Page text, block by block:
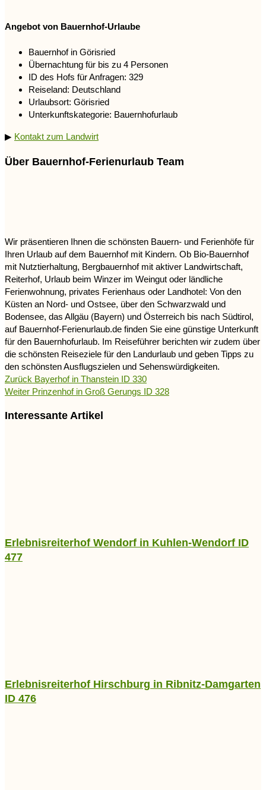
Angebot von Bauernhof-Urlaube
Bauernhof in Görisried
Übernachtung für bis zu 4 Personen
ID des Hofs für Anfragen: 329
Reiseland: Deutschland
Urlaubsort: Görisried
Unterkunftskategorie: Bauernhofurlaub
▶ Kontakt zum Landwirt
Über Bauernhof-Ferienurlaub Team
Wir präsentieren Ihnen die schönsten Bauern- und Ferienhöfe für
Ihren Urlaub auf dem Bauernhof mit Kindern. Ob Bio-Bauernhof
mit Nutztierhaltung, Bergbauernhof mit aktiver Landwirtschaft,
Reiterhof, Urlaub beim Winzer im Weingut oder ländliche
Ferienwohnung, privates Ferienhaus oder Landhotel: Von den
Küsten an Nord- und Ostsee, über den Schwarzwald und
Bodensee, das Allgäu (Bayern) und Österreich bis nach Südtirol,
auf Bauernhof-Ferienurlaub.de finden Sie eine günstige Unterkunft
für den Bauernhofurlaub. Im Reiseführer berichten wir zudem über
die schönsten Reiseziele für den Landurlaub und geben Tipps zu
den schönsten Ausflugszielen und Sehenswürdigkeiten.
Zurück Bayerhof in Thanstein ID 330
Weiter Prinzenhof in Groß Gerungs ID 328
Interessante Artikel
Erlebnisreiterhof Wendorf in Kuhlen-Wendorf ID
477
Erlebnisreiterhof Hirschburg in Ribnitz-Damgarten
ID 476